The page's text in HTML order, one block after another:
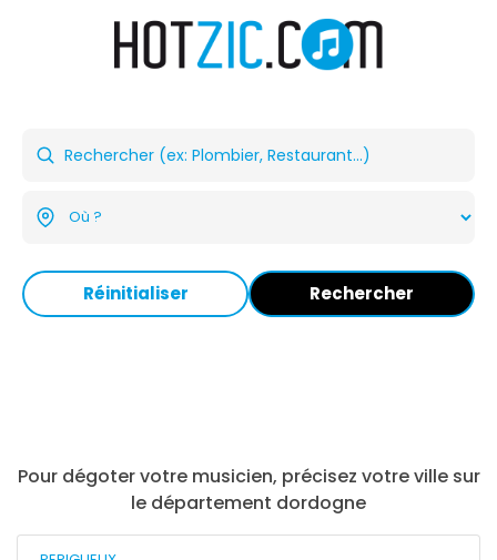
Réinitialiser Rechercher
Pour dégoter votre musicien, précisez votre ville sur
le département dordogne